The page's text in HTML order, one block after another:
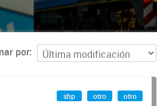
por
shp otro otro